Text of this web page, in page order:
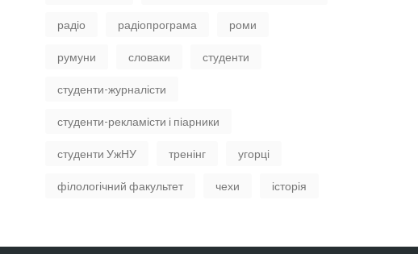
радіо радіопрограма роми
румуни словаки студенти
студенти-журналісти
студенти-рекламісти і піарники
студенти УжНУ тренінг угорці
філологічний факультет чехи історія